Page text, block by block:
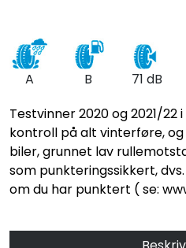
A B
71 dB
Testvinner 2020 og 2021/22
kontroll på alt vinterføre,
biler, grunnet lav
som punkteringssikkert,
om du har punktert ( se: